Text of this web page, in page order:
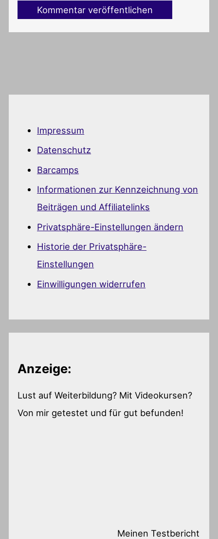
Impressum
Datenschutz
Barcamps
Informationen zur Kennzeichnung von
Beiträgen und Affiliatelinks
Privatsphäre-Einstellungen ändern
Historie der Privatsphäre-
Einstellungen
Einwilligungen widerrufen
Anzeige:
Lust auf Weiterbildung? Mit Videokursen?
Von mir getestet und für gut befunden!
Meinen Testbericht